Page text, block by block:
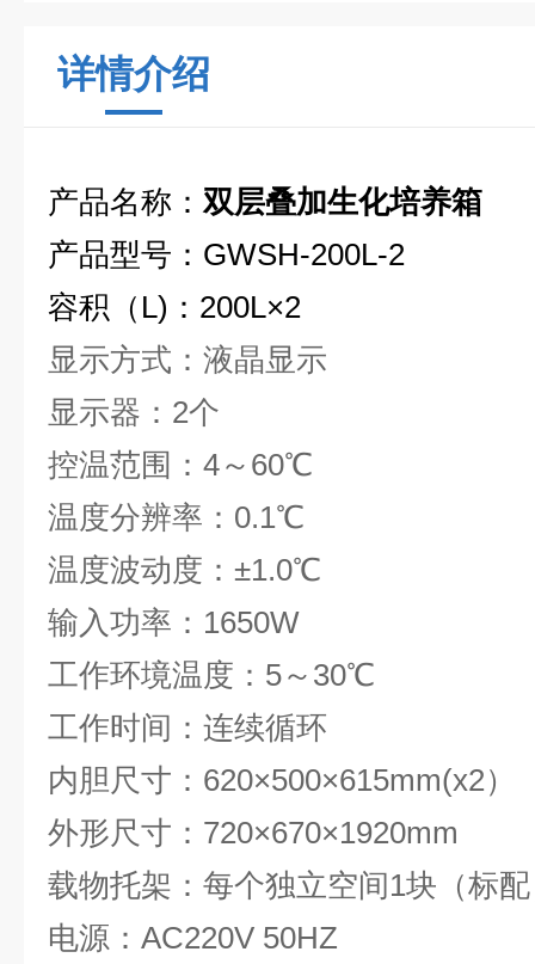
详情介绍
产品名称：双层叠加生化培养箱
产品型号：GWSH-200L-2
容积（ L) ： 200L×2
显示方式：液晶显示
显示器： 2个
控温范围： 4～ 60℃
温度分辨率： 0.1℃
温度波动度：±1.0℃
输入功率： 1650W
工作环境温度： 5～ 30℃
工作时间：连续循环
内胆尺寸： 620×500×615mm(x2）
外形尺寸： 720×670×1920mm
载物托架：每个独立空间1块（标
电源： AC220V 50HZ